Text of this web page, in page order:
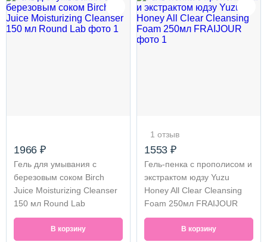
1966 ₽
Гель для умывания с
березовым соком Birch
Juice Moisturizing Cleanser
150 мл Round Lab
В корзину
1 отзыв
1553 ₽
Гель-пенка с прополисом и
экстрактом юдзу Yuzu
Honey All Clear Cleansing
Foam 250мл FRAIJOUR
В корзину